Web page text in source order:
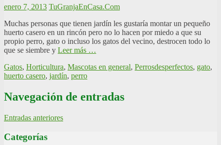
enero 7, 2013 TuGranjaEnCasa.Com
Muchas personas que tienen jardín les gustaría montar un pequeño
huerto casero en un rincón pero no lo hacen por miedo a que su
propio perro, gato o incluso los gatos del vecino, destrocen todo lo
que se siembre y Leer más …
Gatos, Horticultura, Mascotas en general, Perrosdesperfectos, gato,
huerto casero, jardín, perro
Navegación de entradas
Entradas anteriores
Categorías